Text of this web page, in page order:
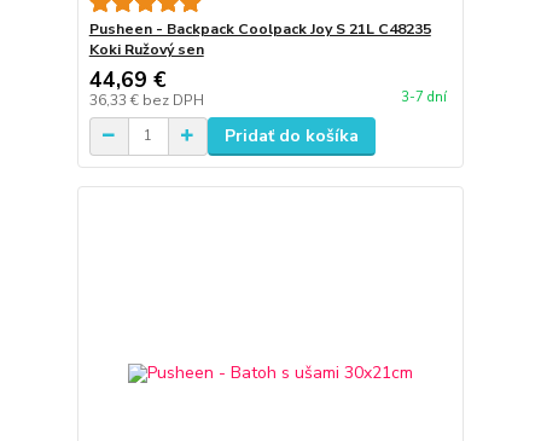
Pusheen - Backpack Coolpack Joy S 21L C48235
Koki Ružový sen
44,69 €
36,33 € bez DPH 3-7 dní
Pridať do košíka